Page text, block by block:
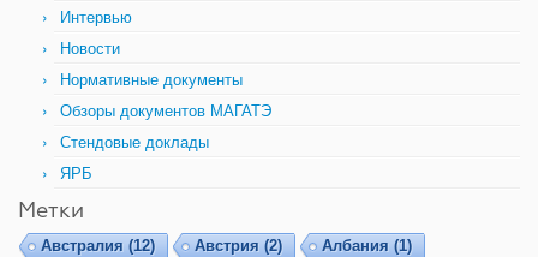
Интервью
Новости
Нормативные документы
Обзоры документов МАГАТЭ
Стендовые доклады
ЯРБ
Метки
Австралия (12) Австрия (2) Албания (1)